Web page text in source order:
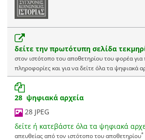
δείτε την πρωτότυπη σελίδα
στον ιστότοπο του αποθετηρίου του φορέα για
πληροφορίες και για να δείτε όλα τα ψηφιακά
28 ψηφιακά αρχεία
28 JPEG
δείτε ή κατεβάστε όλα τα ψηφιακά
απευθείας από τον ιστότοπο του αποθετηρίου*